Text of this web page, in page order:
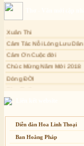
Sự thương-ghét của con
Cải đạo: Nguyên nhân &
Nỗi lòng của các bệnh nhân
An Giang: Tịnh thất Quy
phát quà từ thiện tại xã Cư
Tịnh xá Ngọc Đăng khai
dành cho Người bận rộn
Cảm Tác Nỗi Lòng Lưu Dân
Cảm Ơn Cuộc đời
Chúc Mừng Năm Mới 2018
Dòng ĐỜI
Chuông Ngân
Anh không chết đâu em
Kiếp này
Diễn đàn Hoa Linh Thoại
Ban Hoằng Pháp